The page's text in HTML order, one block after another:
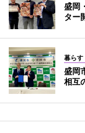
盛岡
ター
暮らす
盛岡
相互